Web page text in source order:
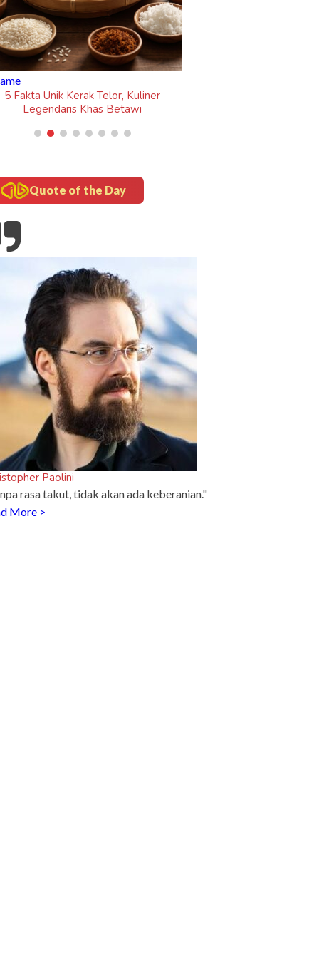
Quote of the Day
Paolini
rasa takut, tidak akan ada keberanian."
More >